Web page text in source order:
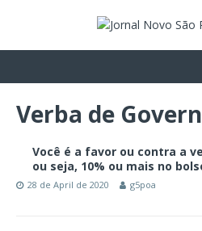
Verba de
Você é a favor ou contra a
ou seja, 10% ou mais no
28 de April de 2020 g5poa